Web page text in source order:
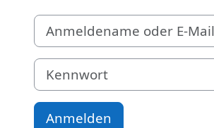
Anmeldename oder E-Mail
Kennwort
Anmelden